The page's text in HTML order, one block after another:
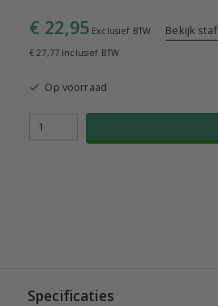
€ 22,95 Exclusief BTW Bekijk
€ 27,77 Inclusief BTW
Op voorraad
Specificaties